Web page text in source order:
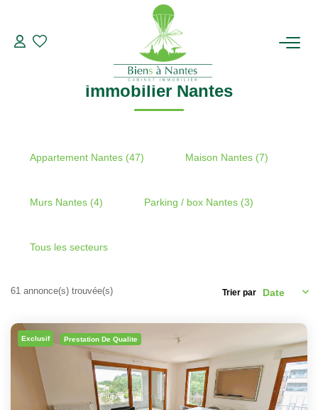
ACHETER
LOUER
ESTIMER
BIENS VENDUS
Nous Rejoindre
Nos Actualités
CONTACT
immobilier Nantes
Modifier les critères de recherche
Localisation
Localisation
immobilier Nantes
Appartement Nantes (47) Maison Nantes (7)
Murs Nantes (4) Parking / box Nantes (3)
Tous les secteurs
61 annonce(s) trouvée(s) Trier par
Exclusif Prestation De Qualite